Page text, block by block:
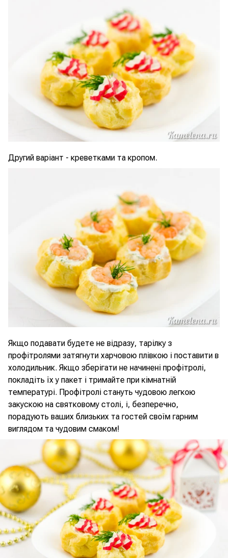
Другий варіант - креветками та кропом.
Якщо подавати будете не відразу, тарілку з
профітролями затягнути харчовою плівкою і поставити в
холодильник. Якщо зберігати не начинені профітролі,
покладіть їх у пакет і тримайте при кімнатній
температурі. Профітролі стануть чудовою легкою
закускою на святковому столі, і, безперечно,
порадують ваших близьких та гостей своїм гарним
виглядом та чудовим смаком!